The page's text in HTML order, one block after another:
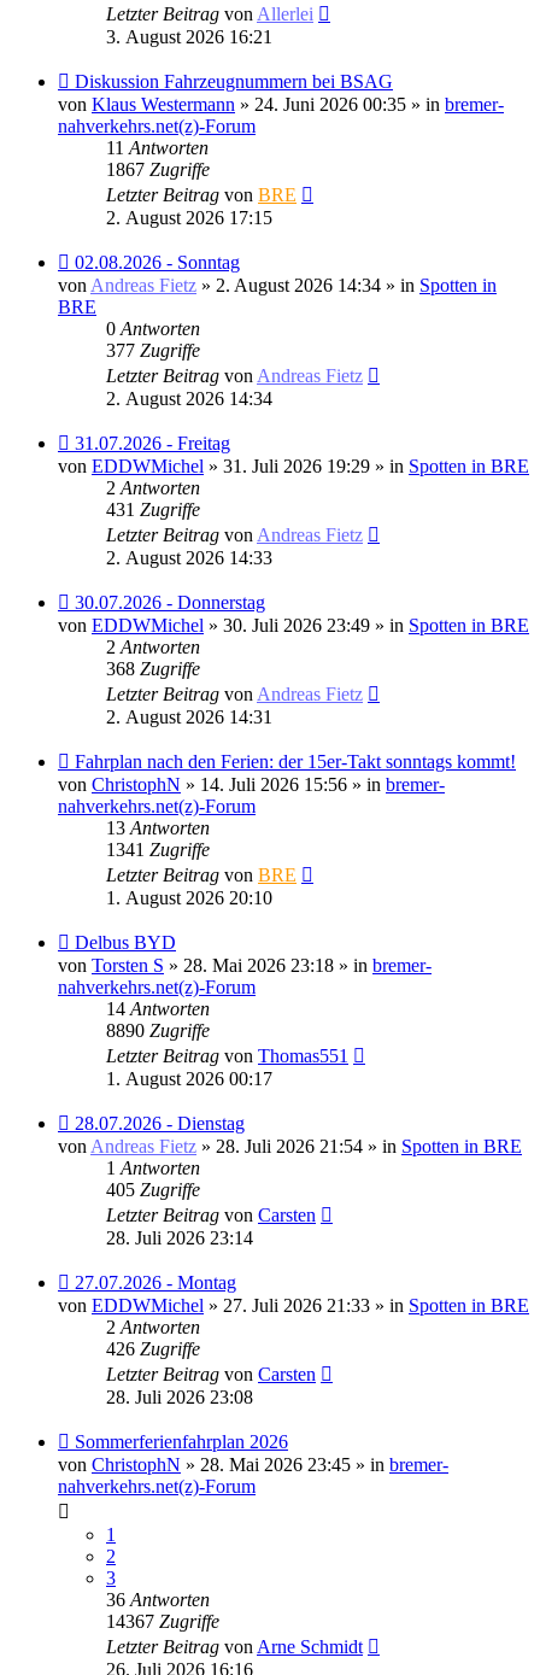
Letzter Beitrag von Allerlei
3. August 2026 16:21
Neuer
Beitrag
Diskussion Fahrzeugnummern bei BSAG
von Klaus Westermann » 24. Juni 2026 00:35 » in bremer-
nahverkehrs.net(z)-Forum
11 Antworten
1867 Zugriffe
Letzter Beitrag von BRE
2. August 2026 17:15
Neuer
Beitrag
02.08.2026 - Sonntag
von Andreas Fietz » 2. August 2026 14:34 » in Spotten in
BRE
0 Antworten
377 Zugriffe
Letzter Beitrag von Andreas Fietz
2. August 2026 14:34
Neuer
Beitrag
31.07.2026 - Freitag
von EDDWMichel » 31. Juli 2026 19:29 » in Spotten in BRE
2 Antworten
431 Zugriffe
Letzter Beitrag von Andreas Fietz
2. August 2026 14:33
Neuer
Beitrag
30.07.2026 - Donnerstag
von EDDWMichel » 30. Juli 2026 23:49 » in Spotten in BRE
2 Antworten
368 Zugriffe
Letzter Beitrag von Andreas Fietz
2. August 2026 14:31
Neuer
Beitrag
Fahrplan nach den Ferien: der 15er-Takt sonntags kommt!
von ChristophN » 14. Juli 2026 15:56 » in bremer-
nahverkehrs.net(z)-Forum
13 Antworten
1341 Zugriffe
Letzter Beitrag von BRE
1. August 2026 20:10
Neuer
Beitrag
Delbus BYD
von Torsten S » 28. Mai 2026 23:18 » in bremer-
nahverkehrs.net(z)-Forum
14 Antworten
8890 Zugriffe
Letzter Beitrag von Thomas551
1. August 2026 00:17
Neuer
Beitrag
28.07.2026 - Dienstag
von Andreas Fietz » 28. Juli 2026 21:54 » in Spotten in BRE
1 Antworten
405 Zugriffe
Letzter Beitrag von Carsten
28. Juli 2026 23:14
Neuer
Beitrag
27.07.2026 - Montag
von EDDWMichel » 27. Juli 2026 21:33 » in Spotten in BRE
2 Antworten
426 Zugriffe
Letzter Beitrag von Carsten
28. Juli 2026 23:08
Neuer
Beitrag
Sommerferienfahrplan 2026
von ChristophN » 28. Mai 2026 23:45 » in bremer-
nahverkehrs.net(z)-Forum
1
2
3
36 Antworten
14367 Zugriffe
Letzter Beitrag von Arne Schmidt
26. Juli 2026 16:16